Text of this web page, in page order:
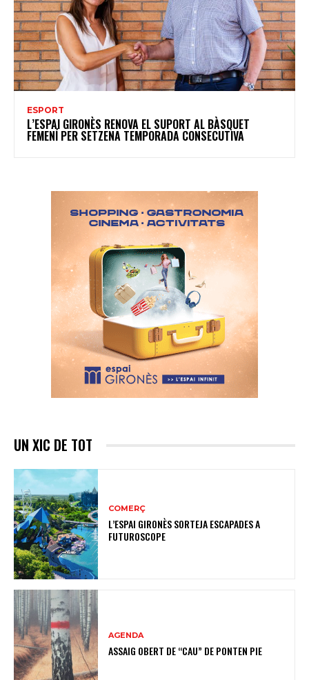
ESPORT
L’ESPAI GIRONÈS RENOVA EL SUPORT AL BÀSQUET
FEMENÍ PER SETZENA TEMPORADA CONSECUTIVA
UN XIC DE TOT
COMERÇ
L’ESPAI GIRONÈS SORTEJA ESCAPADES A
FUTUROSCOPE
AGENDA
ASSAIG OBERT DE “CAU” DE PONTEN PIE